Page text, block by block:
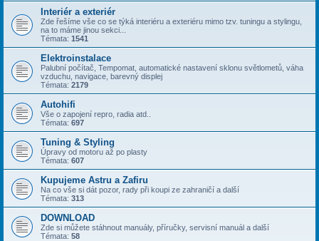
Interiér a exteriér
Zde řešíme vše co se týká interiéru a exteriéru mimo tzv. tuningu a stylingu,
na to máme jinou sekci...
Témata: 1541
Elektroinstalace
Palubní počítač, Tempomat, automatické nastavení sklonu světlometů, váha
vzduchu, navigace, barevný displej
Témata: 2179
Autohifi
Vše o zapojení repro, radia atd..
Témata: 697
Tuning & Styling
Úpravy od motoru až po plasty
Témata: 607
Kupujeme Astru a Zafiru
Na co vše si dát pozor, rady při koupi ze zahraničí a další
Témata: 313
DOWNLOAD
Zde si můžete stáhnout manuály, příručky, servisní manuál a další
Témata: 58